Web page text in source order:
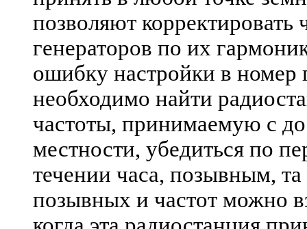
позволяют корректировать
генераторов по их
ошибку настройки в номер
необходимо найти
частоты, принимаемую с
местности, убедиться по
течении часа, позывным, та
позывных и частот можно